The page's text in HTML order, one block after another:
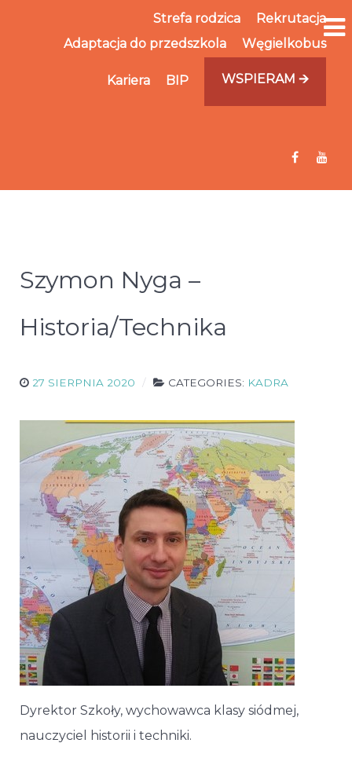
Strefa rodzica
Rekrutacja
Adaptacja do przedszkola
Węgielkobus
Kariera BIP WSPIERAM 🡪
Szymon Nyga –
Historia/Technika
27 SIERPNIA 2020 CATEGORIES: KADRA
Dyrektor Szkoły, wychowawca klasy siódmej,
nauczyciel historii i techniki.